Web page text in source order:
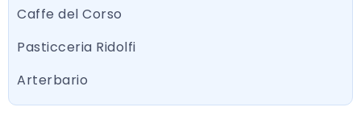
Caffe del Corso
Pasticceria Ridolfi
Arterbario